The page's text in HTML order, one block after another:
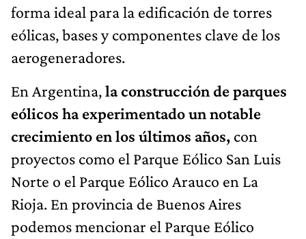
forma ideal para la edificación de torres
eólicas, bases y componentes clave de los
aerogeneradores.
En Argentina,la construcción de parques
eólicos ha experimentado un notable
crecimiento en los últimos años, con
proyectos como el Parque Eólico San Luis
Norte o el Parque Eólico Arauco en La
Rioja. En provincia de Buenos Aires
podemos mencionar el Parque Eólico